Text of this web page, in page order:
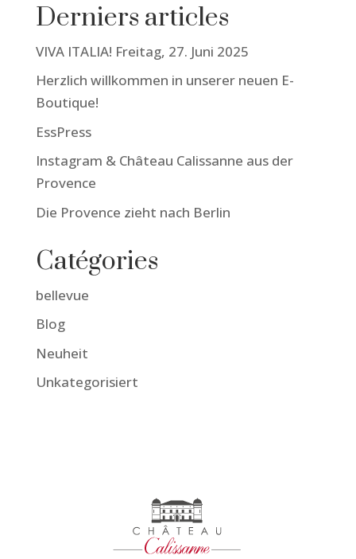
Derniers articles
VIVA ITALIA! Freitag, 27. Juni 2025
Herzlich willkommen in unserer neuen E-
Boutique!
EssPress
Instagram & Château Calissanne aus der
Provence
Die Provence zieht nach Berlin
Catégories
bellevue
Blog
Neuheit
Unkategorisiert